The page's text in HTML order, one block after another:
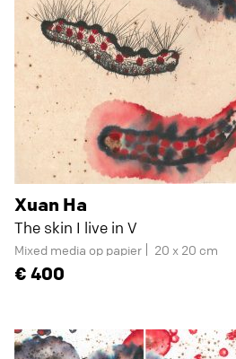
Xuan Ha
The skin I live in V
Mixed media op papier 20 x 20 cm
400